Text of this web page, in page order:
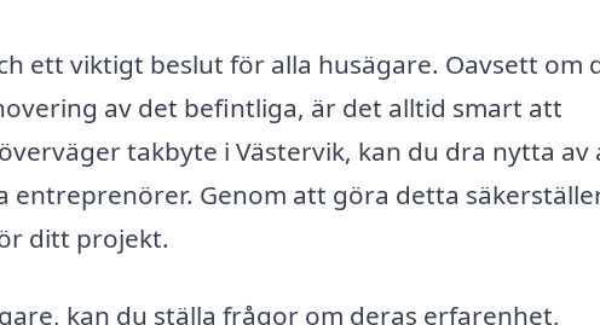
ett viktigt beslut för alla husägare. Oavsett om
av det befintliga, är det alltid smart att
takbyte i Västervik, kan du dra nytta av
entreprenörer. Genom att göra detta
ditt projekt.
kan du ställa frågor om deras erfarenhet,